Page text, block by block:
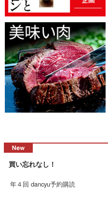
買い忘れなし！
年４回 dancyu予約購読